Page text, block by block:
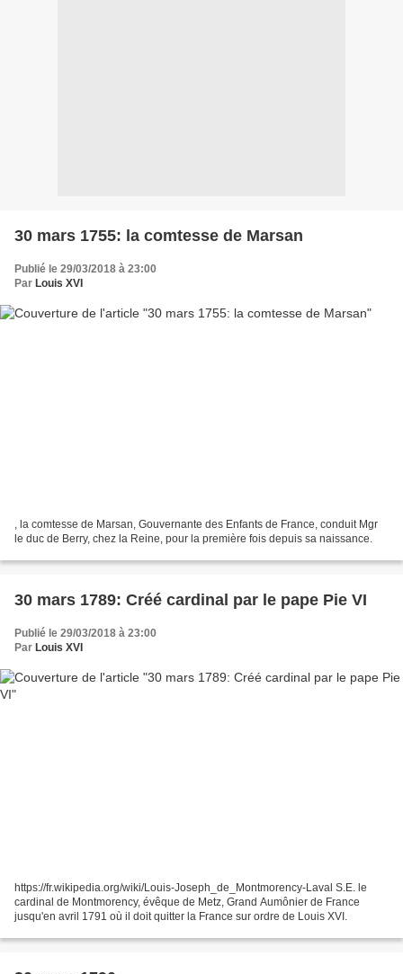
30 mars 1755: la comtesse de Marsan
Publié le 29/03/2018 à 23:00
Par Louis XVI
, la comtesse de Marsan, Gouvernante des Enfants de France, conduit Mgr
le duc de Berry, chez la Reine, pour la première fois depuis sa naissance.
30 mars 1789: Créé cardinal par le pape Pie VI
Publié le 29/03/2018 à 23:00
Par Louis XVI
https://fr.wikipedia.org/wiki/Louis-Joseph_de_Montmorency-Laval S.E. le
cardinal de Montmorency, évêque de Metz, Grand Aumônier de France
jusqu'en avril 1791 où il doit quitter la France sur ordre de Louis XVI.